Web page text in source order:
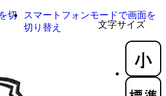
文字サイズ
切
スマートフォンモードで画面を
切り替え